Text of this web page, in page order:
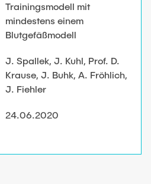
Trainingsmodell mit
mindestens einem
Blutgefäßmodell
J. Spallek, J. Kuhl, Prof. D.
Krause, J. Buhk, A. Fröhlich,
J. Fiehler
24.06.2020